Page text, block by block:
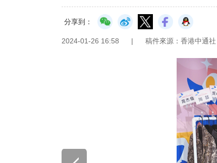
分享到：
2024-01-26 16:58 | 稿件來源：香港中通社